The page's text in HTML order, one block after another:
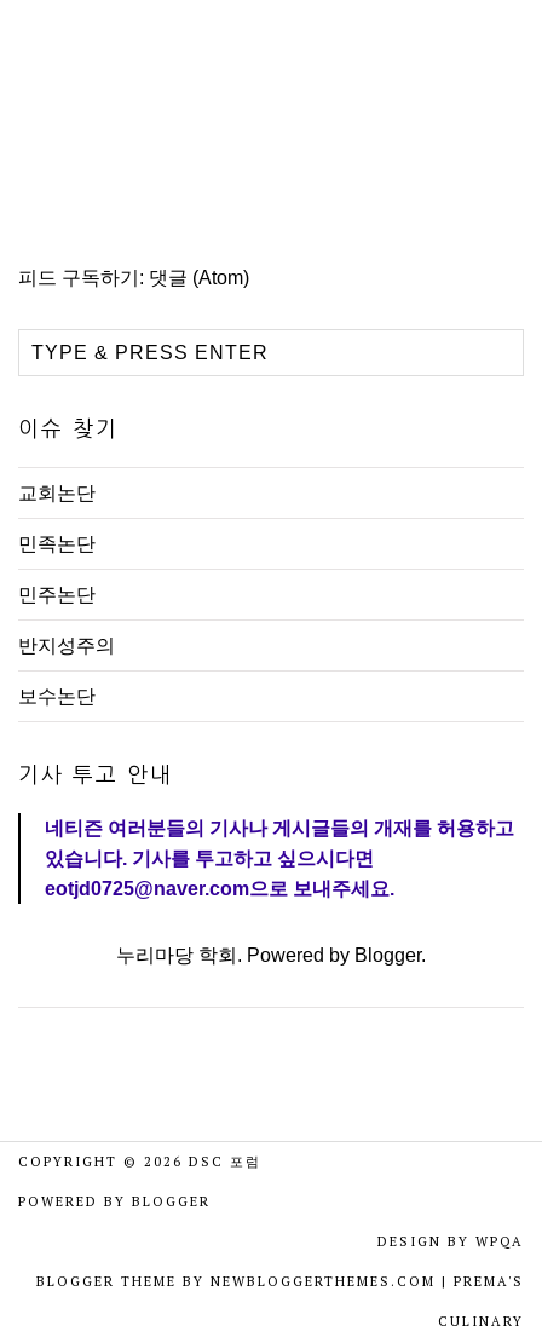
피드 구독하기: 댓글 (Atom)
이슈 찾기
교회논단
민족논단
민주논단
반지성주의
보수논단
기사 투고 안내
네티즌 여러분들의 기사나 게시글들의 개재를 허용하고
있습니다. 기사를 투고하고 싶으시다면
eotjd0725@naver.com으로 보내주세요.
누리마당 학회. Powered by Blogger.
COPYRIGHT © 2026 DSC 포럼
POWERED BY BLOGGER
DESIGN BY WPQA
BLOGGER THEME BY NEWBLOGGERTHEMES.COM | PREMA'S
CULINARY